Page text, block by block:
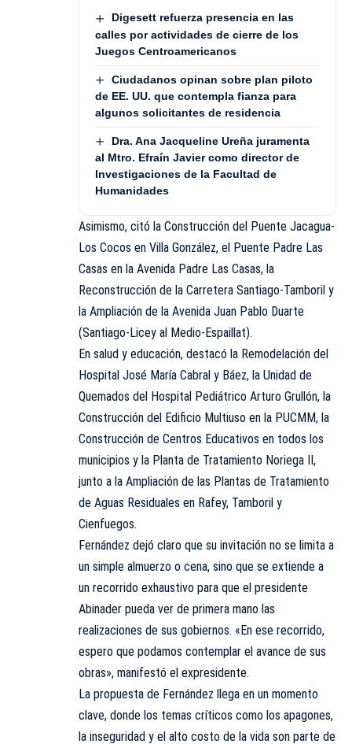
Digesett refuerza presencia en las
calles por actividades de cierre de los
Juegos Centroamericanos
Ciudadanos opinan sobre plan piloto
de EE. UU. que contempla fianza para
algunos solicitantes de residencia
Dra. Ana Jacqueline Ureña juramenta
al Mtro. Efraín Javier como director de
Investigaciones de la Facultad de
Humanidades
Asimismo, citó la Construcción del Puente Jacagua-
Los Cocos en Villa González, el Puente Padre Las
Casas en la Avenida Padre Las Casas, la
Reconstrucción de la Carretera Santiago-Tamboril y
la Ampliación de la Avenida Juan Pablo Duarte
(Santiago-Licey al Medio-Espaillat).
En salud y educación, destacó la Remodelación del
Hospital José María Cabral y Báez, la Unidad de
Quemados del Hospital Pediátrico Arturo Grullón, la
Construcción del Edificio Multiuso en la PUCMM, la
Construcción de Centros Educativos en todos los
municipios y la Planta de Tratamiento Noriega II,
junto a la Ampliación de las Plantas de Tratamiento
de Aguas Residuales en Rafey, Tamboril y
Cienfuegos.
Fernández dejó claro que su invitación no se limita a
un simple almuerzo o cena, sino que se extiende a
un recorrido exhaustivo para que el presidente
Abinader pueda ver de primera mano las
realizaciones de sus gobiernos. «En ese recorrido,
espero que podamos contemplar el avance de sus
obras», manifestó el expresidente.
La propuesta de Fernández llega en un momento
clave, donde los temas críticos como los apagones,
la inseguridad y el alto costo de la vida son parte de